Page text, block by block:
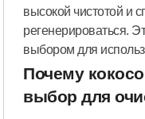
высокой чистотой и
регенерироваться.
выбором для
Почему
выбор для